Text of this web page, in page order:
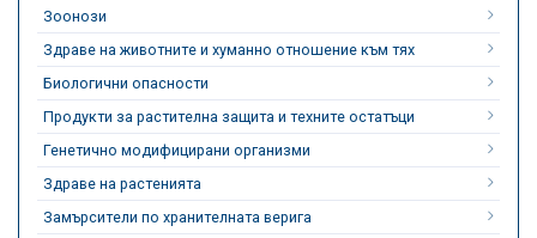
Зоонози
Здраве на животните и хуманно отношение към тях
Биологични опасности
Продукти за растителна защита и техните остатъци
Генетично модифицирани организми
Здраве на растенията
Замърсители по хранителната верига